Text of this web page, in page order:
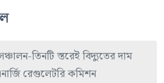
তিনটি স্তরেই বিদ্যুতের দাম
রেগুলেটরি কমিশন